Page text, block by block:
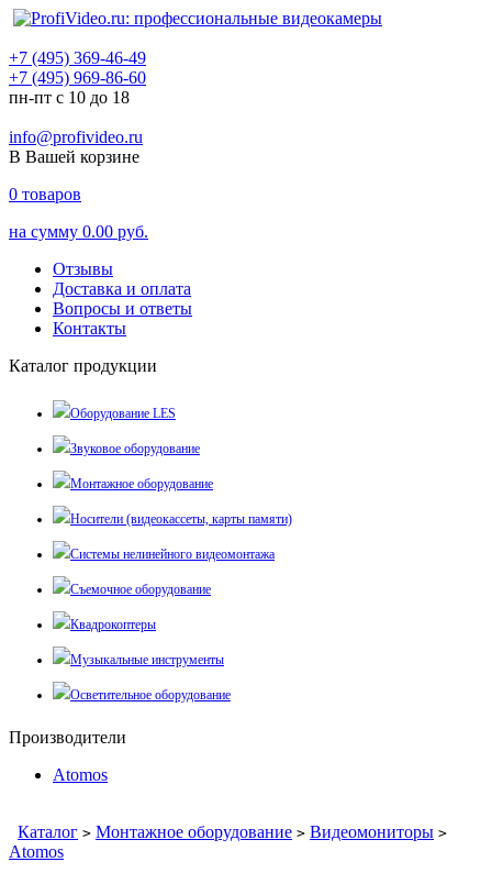
+7 (495) 369-46-49
+7 (495) 969-86-60
пн-пт с 10 до 18
info@profivideo.ru
В Вашей корзине
0 товаров
на сумму 0.00 руб.
Отзывы
Доставка и оплата
Вопросы и ответы
Контакты
Каталог продукции
Оборудование LES
Звуковое оборудование
Монтажное оборудование
Носители (видеокассеты, карты памяти)
Системы нелинейного видеомонтажа
Съемочное оборудование
Квадрокоптеры
Музыкальные инструменты
Осветительное оборудование
Производители
Atomos
Каталог > Монтажное оборудование > Видеомониторы >
Atomos